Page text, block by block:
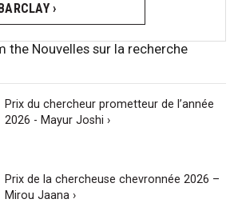
BARCLAY ›
the Nouvelles sur la recherche
Prix du chercheur prometteur de l’année
2026 - Mayur Joshi ›
Prix de la chercheuse chevronnée 2026 –
Mirou Jaana ›